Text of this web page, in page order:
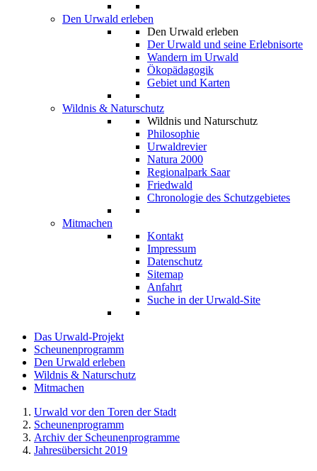
Den Urwald erleben
Den Urwald erleben
Der Urwald und seine Erlebnisorte
Wandern im Urwald
Ökopädagogik
Gebiet und Karten
Wildnis & Naturschutz
Wildnis und Naturschutz
Philosophie
Urwaldrevier
Natura 2000
Regionalpark Saar
Friedwald
Chronologie des Schutzgebietes
Mitmachen
Kontakt
Impressum
Datenschutz
Sitemap
Anfahrt
Suche in der Urwald-Site
Das Urwald-Projekt
Scheunenprogramm
Den Urwald erleben
Wildnis & Naturschutz
Mitmachen
Urwald vor den Toren der Stadt
Scheunenprogramm
Archiv der Scheunenprogramme
Jahresübersicht 2019